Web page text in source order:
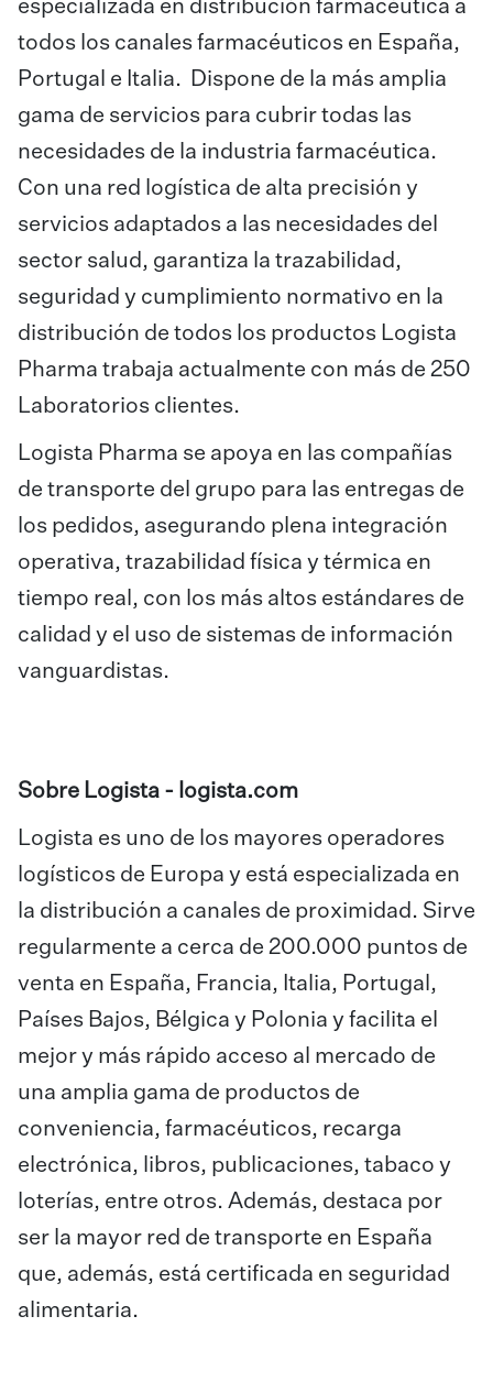
especializada en distribución farmacéutica a
todos los canales farmacéuticos en España,
Portugal e Italia. Dispone de la más amplia
gama de servicios para cubrir todas las
necesidades de la industria farmacéutica.
Con una red logística de alta precisión y
servicios adaptados a las necesidades del
sector salud, garantiza la trazabilidad,
seguridad y cumplimiento normativo en la
distribución de todos los productos Logista
Pharma trabaja actualmente con más de 250
Laboratorios clientes.
Logista Pharma se apoya en las compañías
de transporte del grupo para las entregas de
los pedidos, asegurando plena integración
operativa, trazabilidad física y térmica en
tiempo real, con los más altos estándares de
calidad y el uso de sistemas de información
vanguardistas.
Sobre Logista - logista.com
Logista es uno de los mayores operadores
logísticos de Europa y está especializada en
la distribución a canales de proximidad. Sirve
regularmente a cerca de 200.000 puntos de
venta en España, Francia, Italia, Portugal,
Países Bajos, Bélgica y Polonia y facilita el
mejor y más rápido acceso al mercado de
una amplia gama de productos de
conveniencia, farmacéuticos, recarga
electrónica, libros, publicaciones, tabaco y
loterías, entre otros. Además, destaca por
ser la mayor red de transporte en España
que, además, está certificada en seguridad
alimentaria.